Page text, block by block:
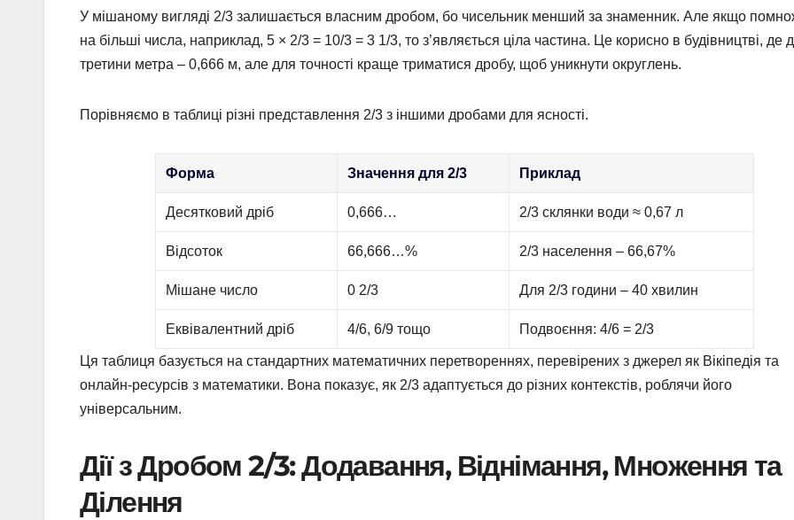
У мішаному вигляді 2/3 залишається власним дробом, бо чисельник менший за знаменник. Але якщо
на більші числа, наприклад, 5 × 2/3 = 10/3 = 3 1/3, то з’являється ціла частина. Це корисно в будівництві, де
третини метра – 0,666 м, але для точності краще триматися дробу, щоб уникнути округлень.
Порівняємо в таблиці різні представлення 2/3 з іншими дробами для ясності.
Форма Значення для 2/3 Приклад
Десятковий дріб 0,666… 2/3 склянки води ≈ 0,67 л
Відсоток 66,666…% 2/3 населення – 66,67%
Мішане число 0 2/3 Для 2/3 години – 40 хвилин
Еквівалентний дріб 4/6, 6/9 тощо Подвоєння: 4/6 = 2/3
Ця таблиця базується на стандартних математичних перетвореннях, перевірених з джерел як Вікіпедія та
онлайн-ресурсів з математики. Вона показує, як 2/3 адаптується до різних контекстів, роблячи його
універсальним.
Дії з Дробом 2/3: Додавання, Віднімання, Множення та
Ділення